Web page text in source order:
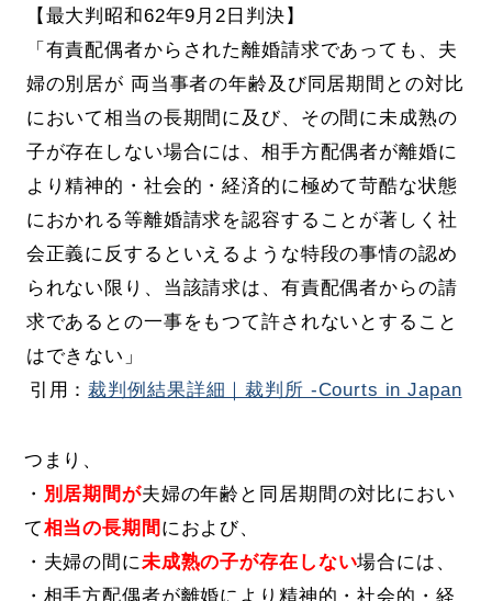
【最大判昭和62年9月2日判決】
「有責配偶者からされた離婚請求であっても、夫
婦の別居が 両当事者の年齢及び同居期間との対比
において相当の長期間に及び、その間に未成熟の
子が存在しない場合には、相手方配偶者が離婚に
より精神的・社会的・経済的に極めて苛酷な状態
におかれる等離婚請求を認容することが著しく社
会正義に反するといえるような特段の事情の認め
られない限り、当該請求は、有責配偶者からの請
求であるとの一事をもつて許されないとすること
はできない」
引用：裁判例結果詳細｜裁判所 -Courts in Japan
つまり、
・ 別居期間が夫婦の年齢と同居期間の対比におい
て相当の長期間 におよび、
・夫婦の間に未成熟の子が存在しない場合には、
・相手方配偶者が離婚により精神的・社会的・経